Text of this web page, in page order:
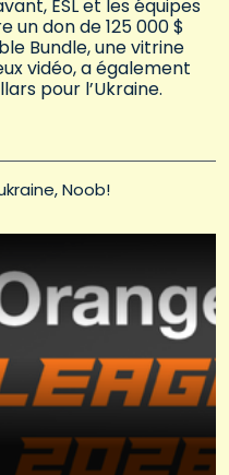
ESL et les équipes
un don de 125 000 $
Bundle, une vitrine
vidéo, a également
pour l’Ukraine.
Noob!